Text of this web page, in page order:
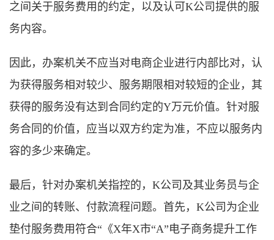
之间关于服务费用的约定，以及认可K公司提供的服
务内容。
因此，办案机关不应当对电商企业进行内部比对，认
为获得服务相对较少、服务期限相对较短的企业，其
获得的服务没有达到合同约定的Y万元价值。针对服
务合同的价值，应当以双方约定为准，不应以服务内
容的多少来确定。
最后，针对办案机关指控的，K公司及其业务员与企
业之间的转账、付款流程问题。首先，K公司为企业
垫付服务费用符合“《X年X市“A”电子商务提升工作